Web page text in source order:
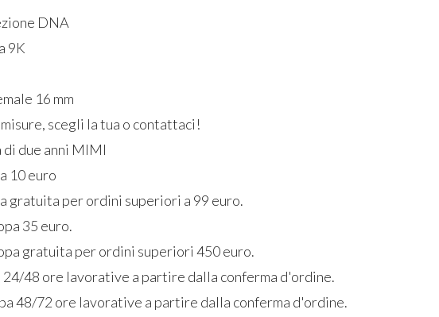
DNA
9K
16 mm
scegli la tua o contattaci!
di due anni MIMI
10 euro
gratuita per ordini superiori a 99 euro.
35 euro.
gratuita per ordini superiori 450 euro.
24/48 ore lavorative a partire dalla conferma d'ordine.
48/72 ore lavorative a partire dalla conferma d'ordine.